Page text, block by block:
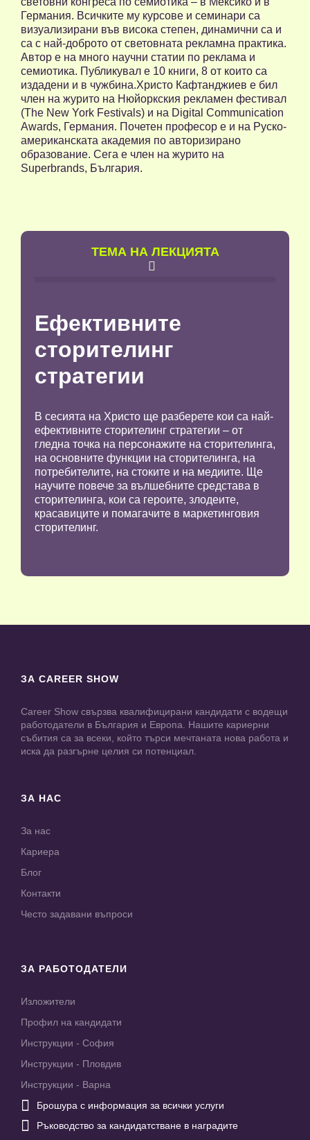
Германия. Всичките му курсове и семинари са
визуализирани във висока степен, динамични са и
са с най-доброто от световната рекламна практика.
Автор е на много научни статии по реклама и
семиотика. Публикувал е 10 книги, 8 от които са
издадени и в чужбина.Христо Кафтанджиев е бил
член на журито на Нюйоркския рекламен фестивал
(The New York Festivals) и на Digital Communication
Awards, Германия. Почетен професор е и на Руско-
американската академия по авторизирано
образование. Сега е член на журито на
Superbrands, България.
TЕМА НА ЛЕКЦИЯТА

Ефективните
сторителинг
стратегии
В сесията на Христо ще разберете кои са най-
ефективните сторителинг стратегии – от
гледна точка на персонажите на сторителинга,
на основните функции на сторителинга, на
потребителите, на стоките и на медиите. Ще
научите повече за вълшебните средстава в
сторителинга, кои са героите, злодеите,
красавиците и помагачите в маркетинговия
сторителинг.
ЗА CAREER SHOW
Career Show свързва квалифицирани кандидати с водещи
работодатели в България и Европа. Нашите кариерни
събития са за всеки, който търси мечтаната нова работа и
иска да разгърне целия си потенциал.
ЗА НАС
За нас
Кариера
Блог
Контакти
Често задавани въпроси
ЗА РАБОТОДАТЕЛИ
Изложители
Профил на кандидати
Инструкции - София
Инструкции - Пловдив
Инструкции - Варна
 Брошура с информация за всички услуги
 Ръководство за кандидатстване в наградите